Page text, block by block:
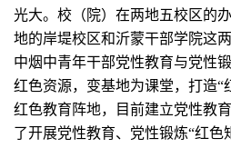
光大。校（院）在两地五校区的
地的岸堤校区和沂蒙干部学院这
中烟中青年干部党性教育与党性
红色资源，变基地为课堂，打造“
红色教育阵地，目前建立党性教
了开展党性教育、党性锻炼“红色